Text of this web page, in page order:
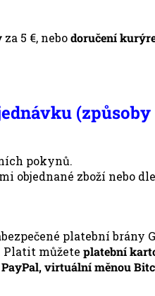
za 5 €, nebodoručení
pokynů.
objednané zboží nebo
platební brány
Platit můžete platební
virtuální měnou